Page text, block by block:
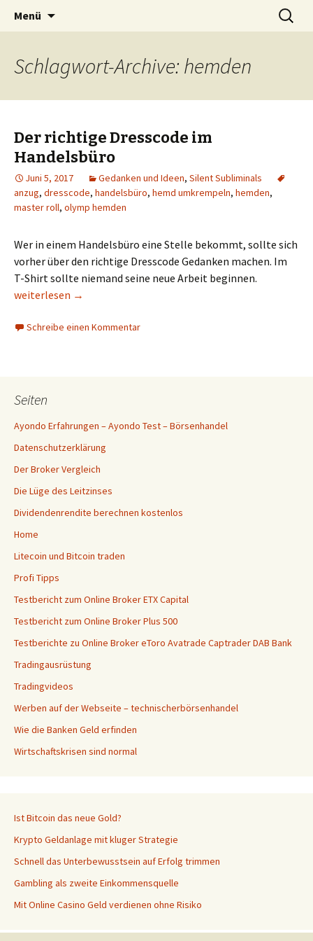
Technischer Börsenhandel
Silent Subliminals und Unterbewusstsein
Menü
Suchen
nach:
Schlagwort-Archive: hemden
Der richtige Dresscode im
Handelsbüro
Juni 5, 2017 Gedanken und Ideen, Silent Subliminals
anzug, dresscode, handelsbüro, hemd umkrempeln, hemden,
master roll, olymp hemden
Wer in einem Handelsbüro eine Stelle bekommt, sollte sich
vorher über den richtige Dresscode Gedanken machen. Im
T-Shirt sollte niemand seine neue Arbeit beginnen.
Der richtige Dresscode im Handelsbüro
weiterlesen →
Schreibe einen Kommentar
Seiten
Ayondo Erfahrungen – Ayondo Test – Börsenhandel
Datenschutzerklärung
Der Broker Vergleich
Die Lüge des Leitzinses
Dividendenrendite berechnen kostenlos
Home
Litecoin und Bitcoin traden
Profi Tipps
Testbericht zum Online Broker ETX Capital
Testbericht zum Online Broker Plus 500
Testberichte zu Online Broker eToro Avatrade Captrader DAB Bank
Tradingausrüstung
Tradingvideos
Werben auf der Webseite – technischerbörsenhandel
Wie die Banken Geld erfinden
Wirtschaftskrisen sind normal
Ist Bitcoin das neue Gold?
Krypto Geldanlage mit kluger Strategie
Schnell das Unterbewusstsein auf Erfolg trimmen
Gambling als zweite Einkommensquelle
Mit Online Casino Geld verdienen ohne Risiko